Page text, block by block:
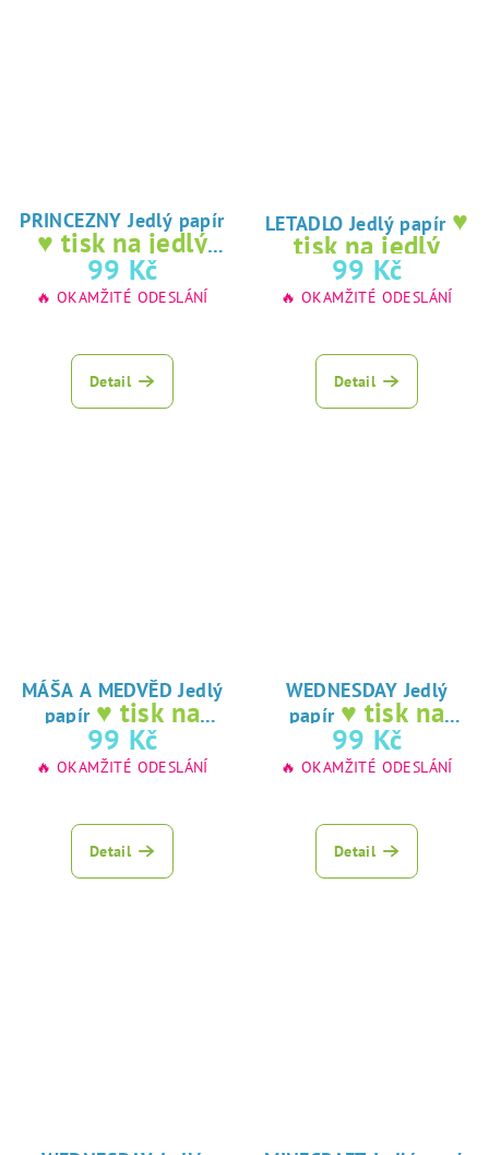
PRINCEZNY Jedlý papír
♥ tisk na jedlý
papír
99 Kč
🔥 OKAMŽITÉ ODESLÁNÍ
Detail
LETADLO Jedlý papír ♥
tisk na jedlý
papír
99 Kč
🔥 OKAMŽITÉ ODESLÁNÍ
Detail
MÁŠA A MEDVĚD Jedlý
papír ♥ tisk na
jedlý papír
99 Kč
🔥 OKAMŽITÉ ODESLÁNÍ
Detail
WEDNESDAY Jedlý
papír ♥ tisk na
jedlý papír
99 Kč
🔥 OKAMŽITÉ ODESLÁNÍ
Detail